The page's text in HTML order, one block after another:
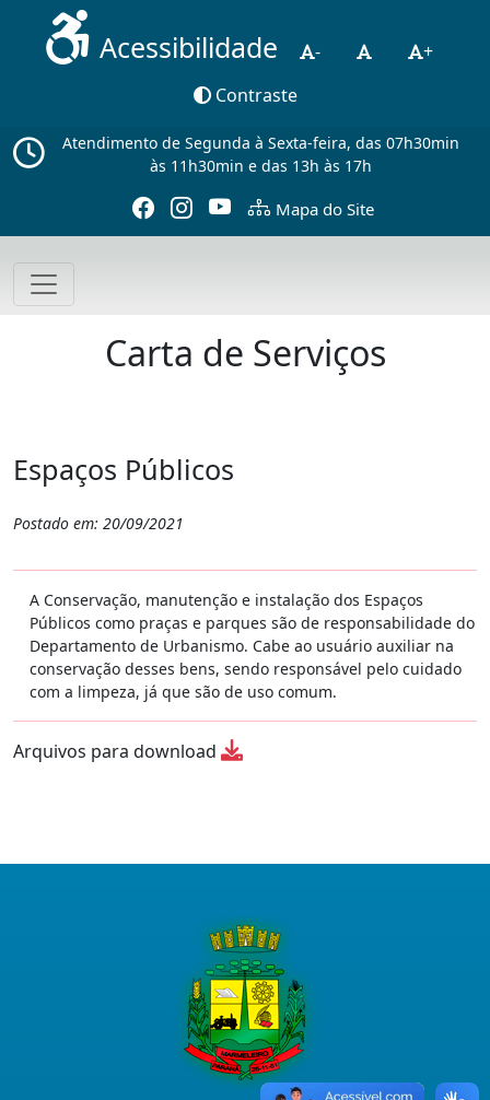
Acessibilidade -
+
Contraste
Atendimento de Segunda à Sexta-feira, das 07h30min
às 11h30min e das 13h às 17h
Mapa do Site
Carta de Serviços
Espaços Públicos
Postado em: 20/09/2021
A Conservação, manutenção e instalação dos Espaços
Públicos como praças e parques são de responsabilidade do
Departamento de Urbanismo. Cabe ao usuário auxiliar na
conservação desses bens, sendo responsável pelo cuidado
com a limpeza, já que são de uso comum.
Arquivos para download